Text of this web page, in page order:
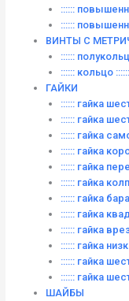
::::::
::::::
ВИНТЫ C
::::::
:::::: кольцо ::::::
ГАЙКИ
:::::: гайка
:::::: гайка
:::::: гайка
:::::: гайка
:::::: гайка
:::::: гайка
:::::: гайка
:::::: гайка
:::::: гайка
:::::: гайка
:::::: гайка
:::::: гайка
ШАЙБЫ